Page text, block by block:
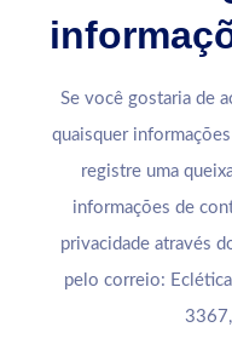
Se você gostaria de
quaisquer
registre uma
informações de
privacidade através
pelo correio: